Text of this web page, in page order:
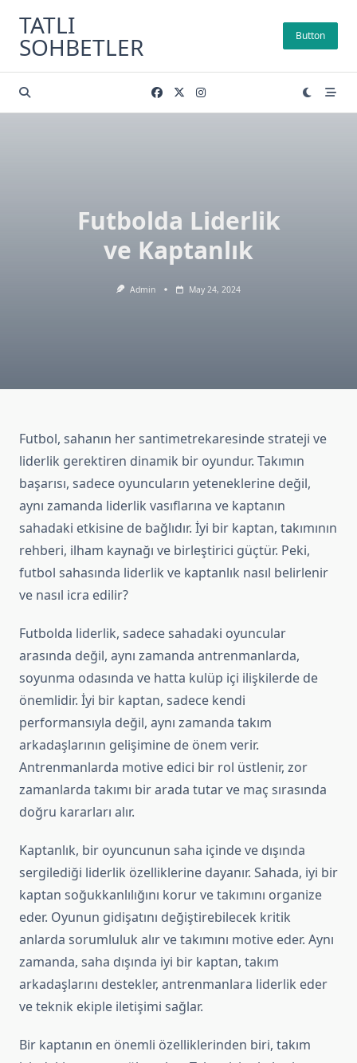
content
TATLI
SOHBETLER Button
Futbolda Liderlik
ve Kaptanlık
Admin May 24, 2024
Futbol, sahanın her santimetrekaresinde strateji ve
liderlik gerektiren dinamik bir oyundur. Takımın
başarısı, sadece oyuncuların yeteneklerine değil,
aynı zamanda liderlik vasıflarına ve kaptanın
sahadaki etkisine de bağlıdır. İyi bir kaptan, takımının
rehberi, ilham kaynağı ve birleştirici güçtür. Peki,
futbol sahasında liderlik ve kaptanlık nasıl belirlenir
ve nasıl icra edilir?
Futbolda liderlik, sadece sahadaki oyuncular
arasında değil, aynı zamanda antrenmanlarda,
soyunma odasında ve hatta kulüp içi ilişkilerde de
önemlidir. İyi bir kaptan, sadece kendi
performansıyla değil, aynı zamanda takım
arkadaşlarının gelişimine de önem verir.
Antrenmanlarda motive edici bir rol üstlenir, zor
zamanlarda takımı bir arada tutar ve maç sırasında
doğru kararları alır.
Kaptanlık, bir oyuncunun saha içinde ve dışında
sergilediği liderlik özelliklerine dayanır. Sahada, iyi bir
kaptan soğukkanlılığını korur ve takımını organize
eder. Oyunun gidişatını değiştirebilecek kritik
anlarda sorumluluk alır ve takımını motive eder. Aynı
zamanda, saha dışında iyi bir kaptan, takım
arkadaşlarını destekler, antrenmanlara liderlik eder
ve teknik ekiple iletişimi sağlar.
Bir kaptanın en önemli özelliklerinden biri, takım